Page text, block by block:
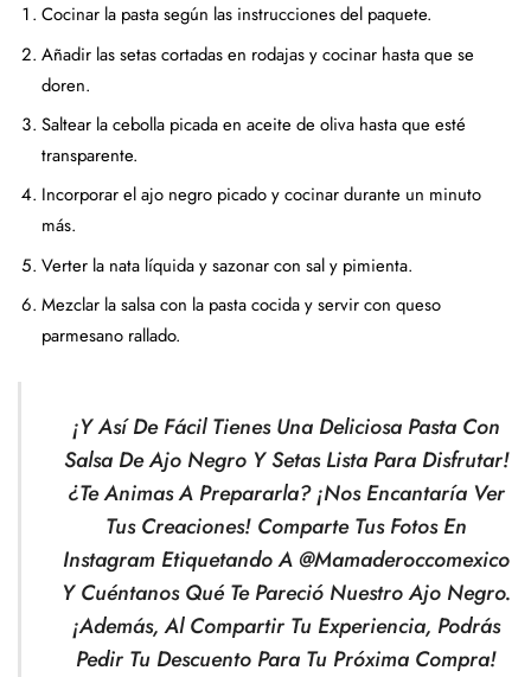
Cocinar la pasta según las instrucciones del paquete.
Añadir las setas cortadas en rodajas y cocinar hasta que se
doren.
Saltear la cebolla picada en aceite de oliva hasta que esté
transparente.
Incorporar el ajo negro picado y cocinar durante un minuto
más.
Verter la nata líquida y sazonar con sal y pimienta.
Mezclar la salsa con la pasta cocida y servir con queso
parmesano rallado.
¡Y Así De Fácil Tienes Una Deliciosa Pasta Con
Salsa De Ajo Negro Y Setas Lista Para Disfrutar!
¿Te Animas A Prepararla? ¡Nos Encantaría Ver
Tus Creaciones! Comparte Tus Fotos En
Instagram Etiquetando A @mamaderoccomexico
Y Cuéntanos Qué Te Pareció Nuestro Ajo Negro.
¡Además, Al Compartir Tu Experiencia, Podrás
Pedir Tu Descuento Para Tu Próxima Compra!